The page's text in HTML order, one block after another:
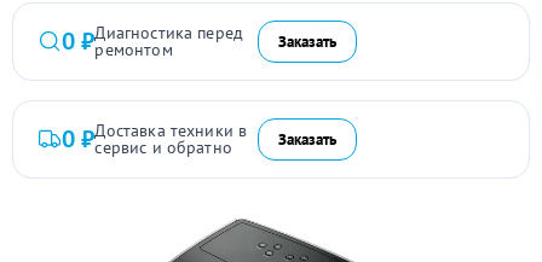
0 ₽Диагностика перед
ремонтом Заказать
0 ₽Доставка техники в
сервис и обратно Заказать